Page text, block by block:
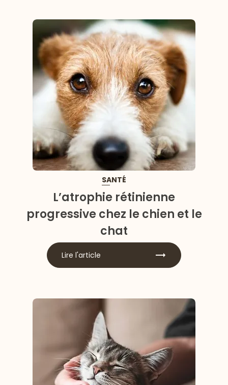
SANTÉ
L’atrophie rétinienne
progressive chez le chien et le
chat
Lire l'article